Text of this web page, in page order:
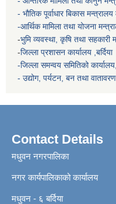
- भौतिक पूर्वाधार बिकास मन्त्रालय
-आर्थिक मामिला तथा योजना
-भुमि व्यवस्था, कृषि तथा सहकारी
-जिल्ला प्रशासन कार्यालय ,बर्दिया
-जिल्ला समन्वय समितिको कार्यालय,
- उद्योग, पर्यटन, बन तथा
Contact Details
मधुवन नगरपालिका
नगर कार्यपालिकाको कार्यालय
मधुवन - ६ बर्दिया